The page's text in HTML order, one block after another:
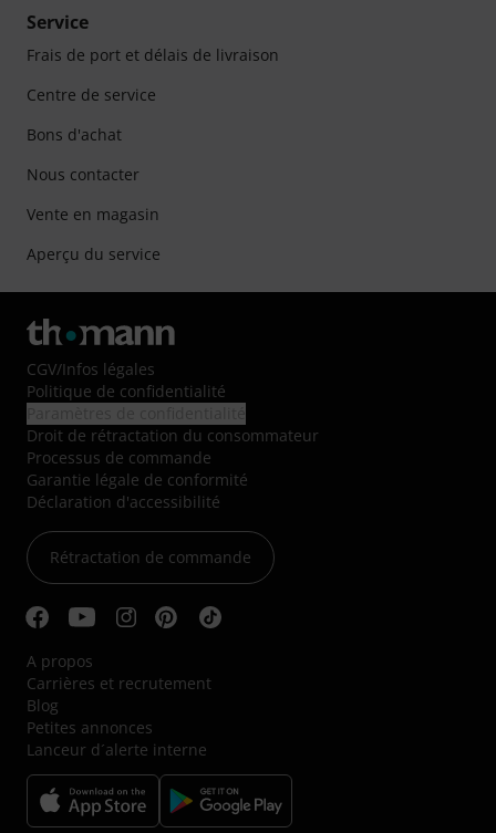
Service
Frais de port et délais de livraison
Centre de service
Bons d'achat
Nous contacter
Vente en magasin
Aperçu du service
CGV/Infos légales
Politique de confidentialité
Droit de rétractation du consommateur
Processus de commande
Garantie légale de conformité
Déclaration d'accessibilité
Rétractation de commande
A propos
Carrières et recrutement
Blog
Petites annonces
Lanceur d´alerte interne